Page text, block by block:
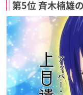
第5位 斉木楠雄